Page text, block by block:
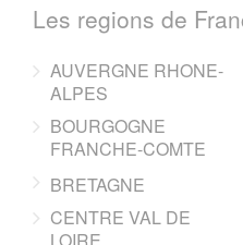
Les regions de
AUVERGNE RHONE-
ALPES
BOURGOGNE
FRANCHE-COMTE
BRETAGNE
CENTRE VAL DE